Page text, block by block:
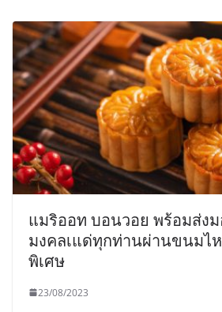
แมริออท บอนวอย พร้อมส่ง
มงคลเแด่ทุกท่านผ่านขนมไ
พิเศษ
23/08/2023